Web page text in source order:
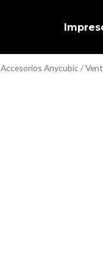
Accesorios Anycubic /